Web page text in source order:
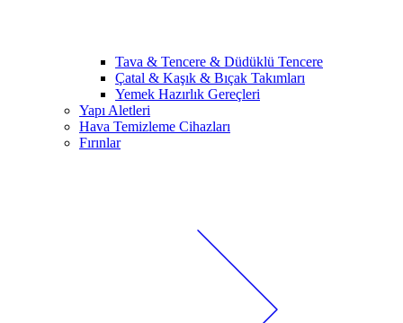
Tava & Tencere & Düdüklü Tencere
Çatal & Kaşık & Bıçak Takımları
Yemek Hazırlık Gereçleri
Yapı Aletleri
Hava Temizleme Cihazları
Fırınlar